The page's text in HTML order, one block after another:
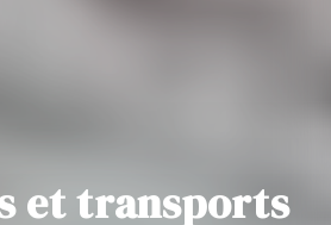
et transports